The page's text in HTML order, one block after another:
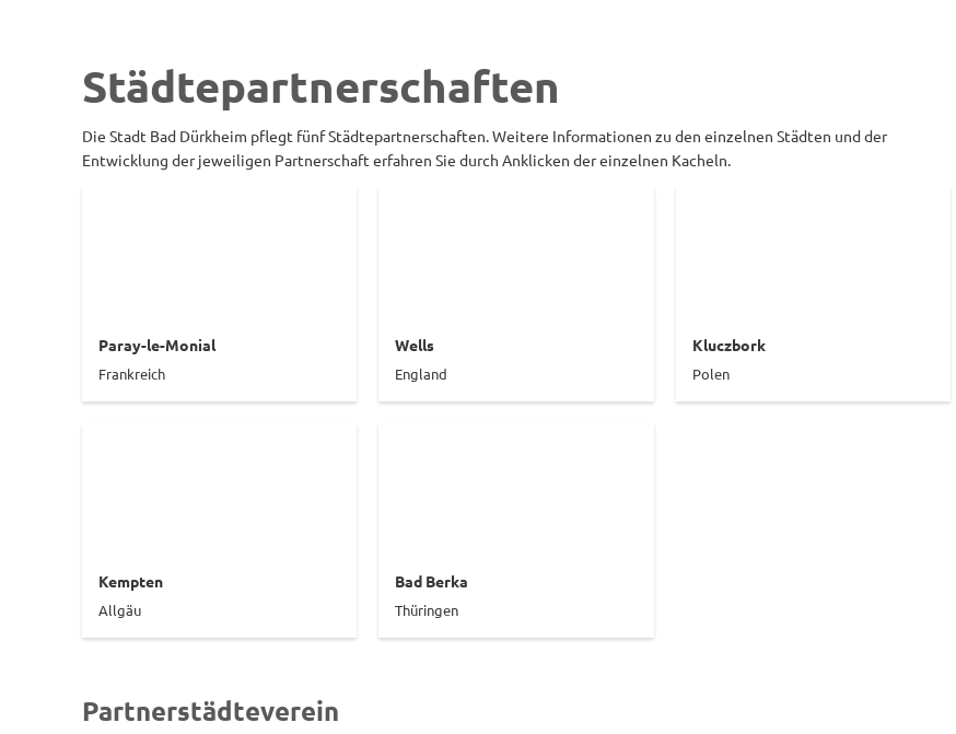
Städtepartnerschaften
Städtepartnerschaften
Die Stadt Bad Dürkheim pflegt fünf Städtepartnerschaften. Weitere Informationen zu den einzelnen Städten und der
Entwicklung der jeweiligen Partnerschaft erfahren Sie durch Anklicken der einzelnen Kacheln.
Paray-le-Monial
Frankreich
Wells
England
Kluczbork
Polen
Kempten
Allgäu
Bad Berka
Thüringen
Partnerstädteverein